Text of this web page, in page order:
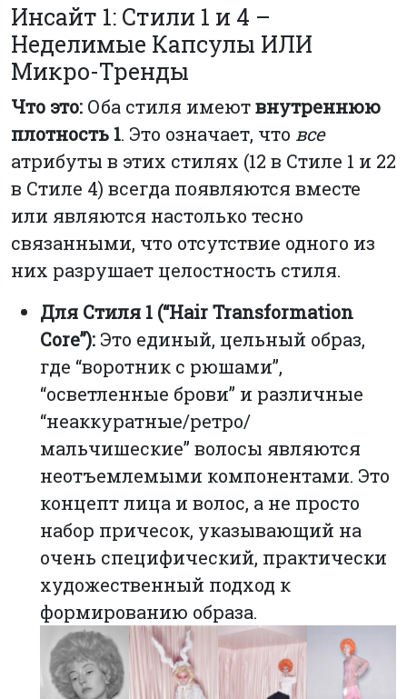
Инсайт 1: Стили 1 и 4 –
Неделимые Капсулы ИЛИ
Микро-Тренды
Что это: Оба стиля имеютвнутреннюю
плотность 1. Это означает, что все
атрибуты в этих стилях (12 в Стиле 1 и 22
в Стиле 4) всегда появляются вместе
или являются настолько тесно
связанными, что отсутствие одного из
них разрушает целостность стиля.
Для Стиля 1 (“Hair Transformation
Core”): Это единый, цельный образ,
где “воротник с рюшами”,
“осветленные брови” и различные
“неаккуратные/ретро/
мальчишеские” волосы являются
неотъемлемыми компонентами. Это
концепт лица и волос, а не просто
набор причесок, указывающий на
очень специфический, практически
художественный подход к
формированию образа.